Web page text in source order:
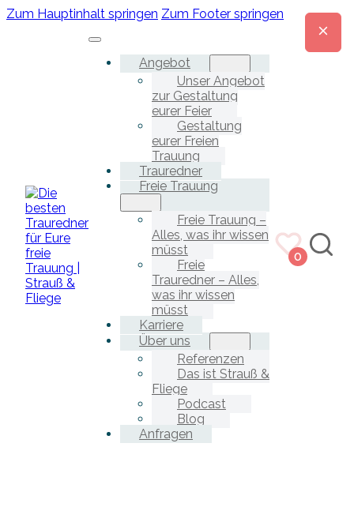
Zum Hauptinhalt springen Zum Footer springen
Angebot
Unser Angebot
zur Gestaltung
eurer Feier
Gestaltung
eurer Freien
Trauung
Trauredner
Freie Trauung
Freie Trauung –
Alles, was ihr wissen
müsst
Freie
Trauredner – Alles,
was ihr wissen
müsst
Karriere
Über uns
Referenzen
Das ist Strauß &
Fliege
Podcast
Blog
Anfragen
0